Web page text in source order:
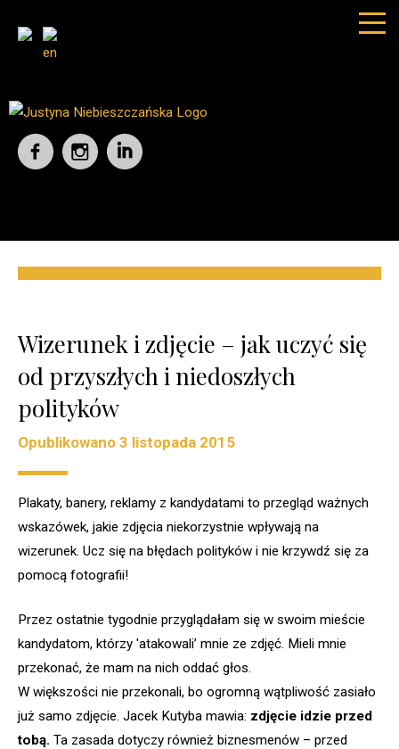
Wizerunek i zdjęcie – jak uczyć się
od przyszłych i niedoszłych
polityków
Opublikowano 3 listopada 2015
Plakaty, banery, reklamy z kandydatami to przegląd ważnych
wskazówek, jakie zdjęcia niekorzystnie wpływają na
wizerunek. Ucz się na błędach polityków i nie krzywdź się za
pomocą fotografii!
Przez ostatnie tygodnie przyglądałam się w swoim mieście
kandydatom, którzy 'atakowali’ mnie ze zdjęć. Mieli mnie
przekonać, że mam na nich oddać głos.
W większości nie przekonali, bo ogromną wątpliwość zasiało
już samo zdjęcie. Jacek Kutyba mawia: zdjęcie idzie przed
tobą. Ta zasada dotyczy również biznesmenów – przed